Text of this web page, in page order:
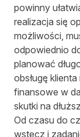
powinny
realizacja się
możliwości,
odpowiednio
planować
obsługę
finansowe w
skutki na
Od czasu do
wstecz i